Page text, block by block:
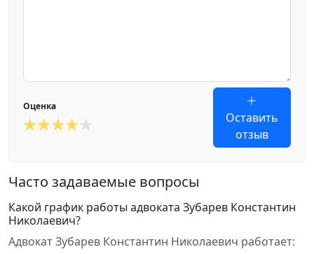
Оценка
Оставить
отзыв
Часто задаваемые вопросы
Какой график работы адвоката Зубарев Константин
Николаевич?
Адвокат Зубарев Константин Николаевич работает: